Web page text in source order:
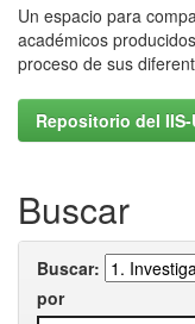
Un espacio para
académicos
proceso de sus
Repositorio del IIS-
Buscar
Buscar:
por